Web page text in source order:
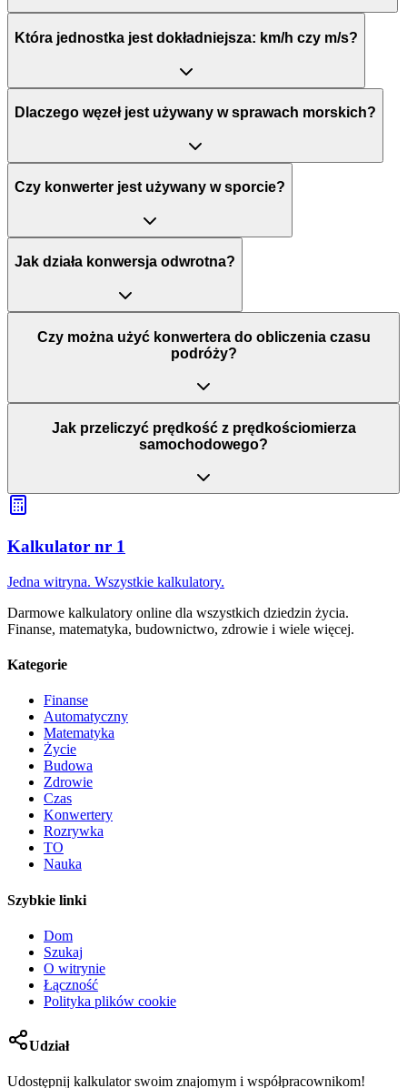
Która jednostka jest dokładniejsza: km/h czy m/s?
Dlaczego węzeł jest używany w sprawach morskich?
Czy konwerter jest używany w sporcie?
Jak działa konwersja odwrotna?
Czy można użyć konwertera do obliczenia czasu
podróży?
Jak przeliczyć prędkość z prędkościomierza
samochodowego?
Kalkulator nr 1
Jedna witryna. Wszystkie kalkulatory.
Darmowe kalkulatory online dla wszystkich dziedzin życia.
Finanse, matematyka, budownictwo, zdrowie i wiele więcej.
Kategorie
Finanse
Automatyczny
Matematyka
Życie
Budowa
Zdrowie
Czas
Konwertery
Rozrywka
TO
Nauka
Szybkie linki
Dom
Szukaj
O witrynie
Łączność
Polityka plików cookie
Udział
Udostępnij kalkulator swoim znajomym i współpracownikom!